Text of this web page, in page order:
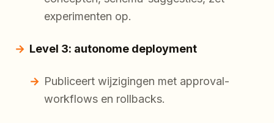
experimenten op.
Level 3: autonome deployment
Publiceert wijzigingen met approval-
workflows en rollbacks.